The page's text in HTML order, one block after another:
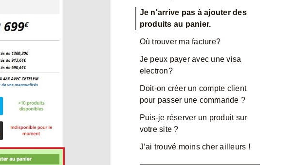
Je n'arrive pas à ajouter des
produits au panier.
Où trouver ma facture?
Je peux payer avec une visa
electron?
Doit-on créer un compte client
pour passer une commande ?
Puis-je réserver un produit sur
votre site ?
J’ai trouvé moins cher ailleurs !